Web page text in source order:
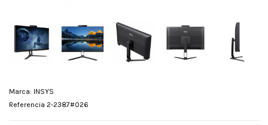
Marca: INSYS
Referencia 2-2387#026